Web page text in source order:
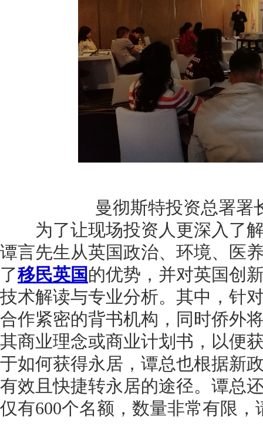
曼彻斯特投资总署署
为了让现场投资人更深入了解
谭言先生从英国政治、环境、医
了移民英国 的优势，并对英国创
技术解读与专业分析。其中，针
合作紧密的背书机构，同时侨外
其商业理念或商业计划书，以便
于如何获得永居，谭总也根据新
有效且快捷转永居的途径。谭总
仅有600个名额，数量非常有限